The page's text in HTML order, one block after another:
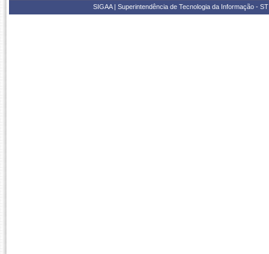
SIGAA | Superintendência de Tecnologia da Informação -